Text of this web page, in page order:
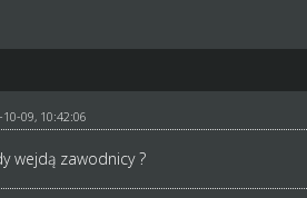
09, 10:42:06
wejdą zawodnicy ?